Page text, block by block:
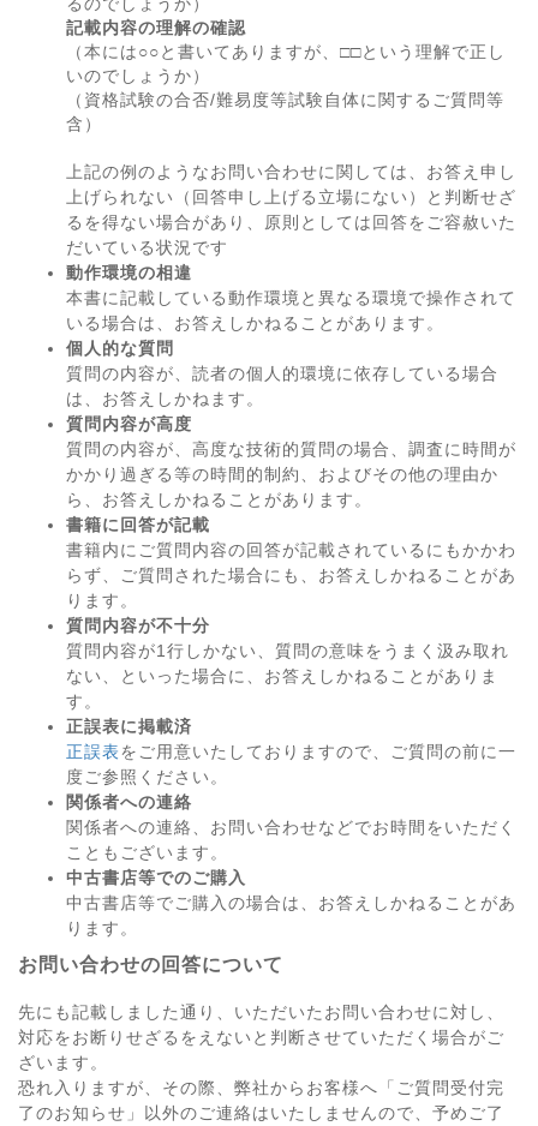
記載内容の理解の確認
（本には○○と書いてありますが、□□という理解で正し
いのでしょうか）
（資格試験の合否/難易度等試験自体に関するご質問等
含）
上記の例のようなお問い合わせに関しては、お答え申し
上げられない（回答申し上げる立場にない）と判断せざ
るを得ない場合があり、原則としては回答をご容赦いた
だいている状況です
動作環境の相違
本書に記載している動作環境と異なる環境で操作されて
いる場合は、お答えしかねることがあります。
個人的な質問
質問の内容が、読者の個人的環境に依存している場合
は、お答えしかねます。
質問内容が高度
質問の内容が、高度な技術的質問の場合、調査に時間が
かかり過ぎる等の時間的制約、およびその他の理由か
ら、お答えしかねることがあります。
書籍に回答が記載
書籍内にご質問内容の回答が記載されているにもかかわ
らず、ご質問された場合にも、お答えしかねることがあ
ります。
質問内容が不十分
質問内容が1行しかない、質問の意味をうまく汲み取れ
ない、といった場合に、お答えしかねることがありま
す。
正誤表に掲載済
正誤表をご用意いたしておりますので、ご質問の前に一
度ご参照ください。
関係者への連絡
関係者への連絡、お問い合わせなどでお時間をいただく
こともございます。
中古書店等でのご購入
中古書店等でご購入の場合は、お答えしかねることがあ
ります。
お問い合わせの回答について
先にも記載しました通り、いただいたお問い合わせに対し、
対応をお断りせざるをえないと判断させていただく場合がご
ざいます。
恐れ入りますが、その際、弊社からお客様へ「ご質問受付完
了のお知らせ」以外のご連絡はいたしませんので、予めご了